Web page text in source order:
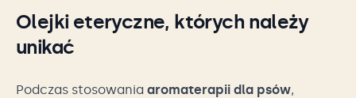
Olejki eteryczne, których należy
unikać
Podczas stosowania aromaterapii dla psów,